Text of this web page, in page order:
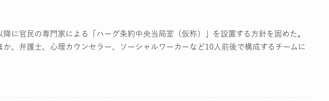
に官民の専門家による「ハーグ条約中央当局室（仮称）」を設置する方針を固めた。
、弁護士、心理カウンセラー、ソーシャルワーカーなど10人前後で構成するチームに